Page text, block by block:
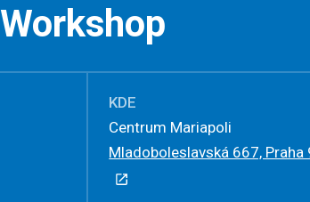
Workshop
KDE
Centrum Mariapoli
Mladoboleslavská 667, Praha